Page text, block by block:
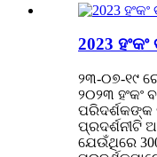
2023
୨୩-୦୭-୧୯
୨୦୨୩ ହଂକଂ
ପରିଦର୍ଶକଙ୍କ
ପ୍ରଦର୍ଶନୀଟି
ଯେଉଁଥିରେ